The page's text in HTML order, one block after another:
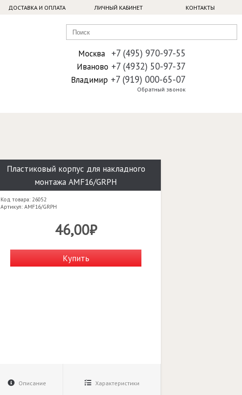
ДОСТАВКА И ОПЛАТА ЛИЧНЫЙ КАБИНЕТ КОНТАКТЫ
Москва +7 (495) 970-97-55
Иваново +7 (4932) 50-97-37
Владимир +7 (919) 000-65-07
Обратный звонок
Пластиковый корпус для накладного
монтажа AMF16/GRPH
Код товара: 26052
Артикул: AMF16/GRPH
46,00₽
Купить
Описание Характеристики